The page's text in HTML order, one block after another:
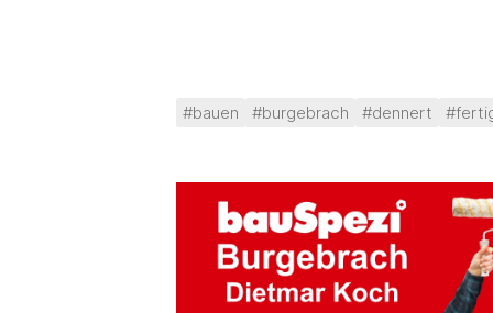
#bauen #burgebrach #dennert